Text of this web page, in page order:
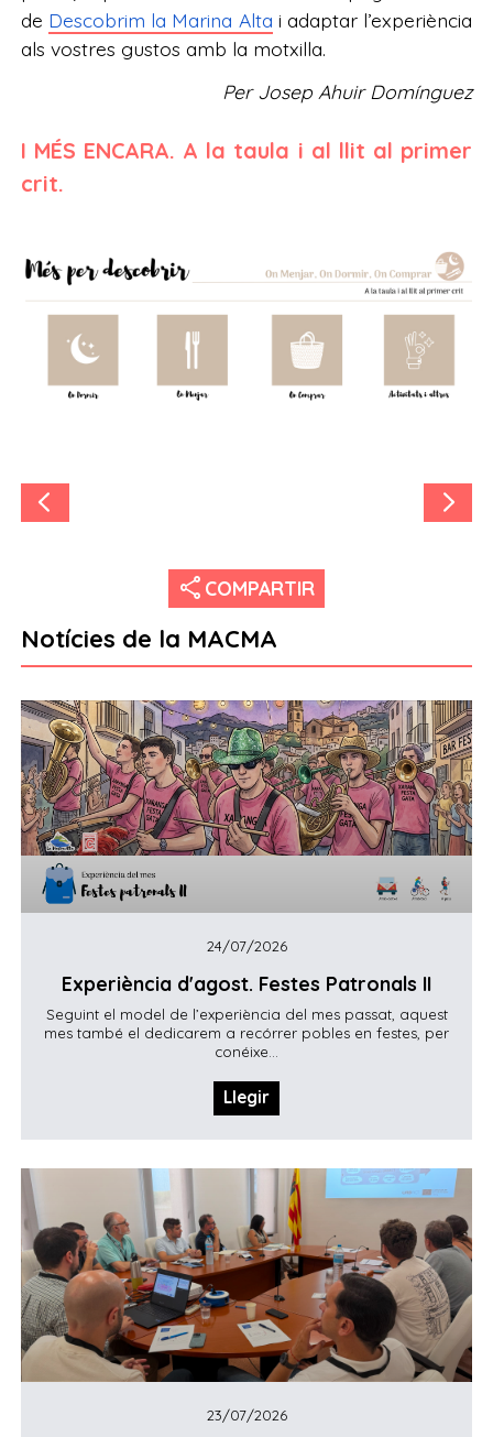
de Descobrim la Marina Alta i adaptar l’experiència
als vostres gustos amb la motxilla.
Per Josep Ahuir Domínguez
I MÉS ENCARA. A la taula i al llit al primer
crit.
share COMPARTIR
Notícies de la MACMA
24/07/2026
Experiència d'agost. Festes Patronals II
Seguint el model de l’experiència del mes passat, aquest
mes també el dedicarem a recórrer pobles en festes, per
conéixe...
Llegir
23/07/2026